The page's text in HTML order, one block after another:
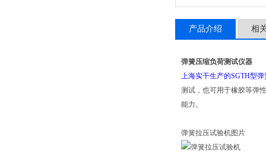
产品介绍 相
弹簧压缩负荷测试仪器
上海实干生产的SGTH型
测试，也可用于橡胶等弹
能力。
弹簧拉压试验机图片